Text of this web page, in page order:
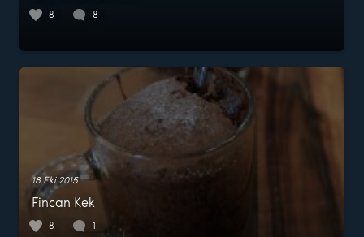
8 8
18 Eki 2015
Fincan Kek
8 1